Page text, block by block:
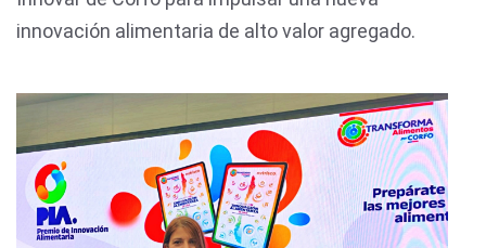
innovación alimentaria de alto valor agregado.